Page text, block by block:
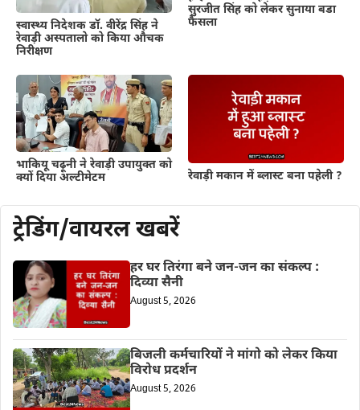
स्वास्थ्य निदेशक डॉ. वीरेंद्र सिंह ने
रेवाड़ी अस्पतालो को किया औचक
निरीक्षण
सुरजीत सिंह को लेकर सुनाया बडा
फैसला
भाकियू चढ़ूनी ने रेवाड़ी उपायुक्त को
क्यों दिया अल्टीमेटम
रेवाड़ी मकान में ब्लास्ट बना पहेली ?
ट्रेडिंग/वायरल खबरें
हर घर तिरंगा बने जन-जन का संकल्प :
दिव्या सैनी
August 5, 2026
बिजली कर्मचारियों ने मांगो को लेकर किया
विरोध प्रदर्शन
August 5, 2026